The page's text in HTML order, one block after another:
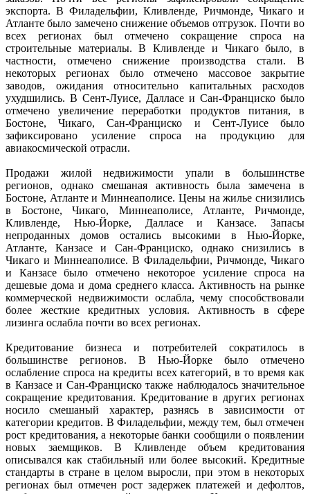
экспорта. В Филадельфии, Кливленде, Ричмонде, Чикаго и
Атланте было замечено снижение объемов отгрузок. Почти во
всех регионах был отмечено сокращение спроса на
строительные материалы. В Кливленде и Чикаго было, в
частности, отмечено снижение производства стали. В
некоторых регионах было отмечено массовое закрытие
заводов, ожидания относительно капитальных расходов
ухудшились. В Сент-Луисе, Далласе и Сан-Франциско было
отмечено увеличение переработки продуктов питания, в
Бостоне, Чикаго, Сан-Франциско и Сент-Луисе было
зафиксировано усиление спроса на продукцию для
авиакосмической отрасли.
Продажи жилой недвижимости упали в большинстве
регионов, однако смешаная активность была замечена в
Бостоне, Атланте и Миннеаполисе. Цены на жилье снизились
в Бостоне, Чикаго, Миннеаполисе, Атланте, Ричмонде,
Кливленде, Нью-Йорке, Далласе и Канзасе. Запасы
непроданных домов остались высокими в Нью-Йорке,
Атланте, Канзасе и Сан-Франциско, однако снизились в
Чикаго и Миннеаполисе. В Филадельфии, Ричмонде, Чикаго
и Канзасе было отмечено некоторое усиление спроса на
дешевые дома и дома среднего класса. Активность на рынке
коммерческой недвижимости ослабла, чему способствовали
более жесткие кредитных условия. Активность в сфере
лизинга ослабла почти во всех регионах.
Кредитование бизнеса и потребителей сократилось в
большинстве регионов. В Нью-Йорке было отмечено
ослабление спроса на кредиты всех категорий, в то время как
в Канзасе и Сан-Франциско также наблюдалось значительное
сокращение кредитования. Кредитование в других регионах
носило смешаный характер, разнясь в зависимости от
категории кредитов. В Филадельфии, между тем, был отмечен
рост кредитования, а некоторые банки сообщили о появлении
новых заемщиков. В Кливленде объем кредитования
описывался как стабильный или более высокий. Кредитные
стандарты в стране в целом выросли, при этом в некоторых
регионах был отмечен рост задержек платежей и дефолтов,